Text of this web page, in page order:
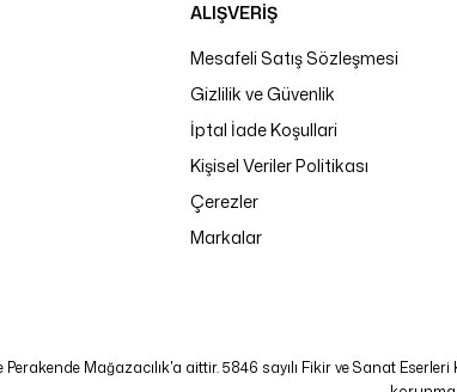
ALIŞVERİŞ
Mesafeli Satış Sözleşmesi
Gizlilik ve Güvenlik
İptal İade Koşullari
Kişisel Veriler Politikası
Çerezler
Markalar
Mağazacılık'a aittir. 5846 sayılı Fikir ve Sanat